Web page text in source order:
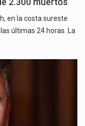
2.300 muertos
en la costa sureste
últimas 24 horas. La